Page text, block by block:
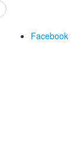
Facebook